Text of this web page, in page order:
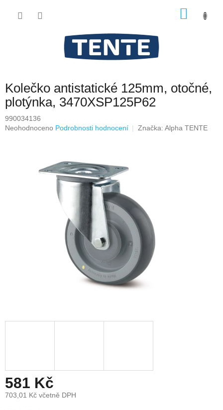
Kolečko antistatické 125mm, otočné,
plotýnka, 3470XSP125P62
990034136
Průměrné
Neohodnoceno Podrobnosti hodnocení Značka: Alpha TENTE
581 Kč
703,01 Kč včetně DPH